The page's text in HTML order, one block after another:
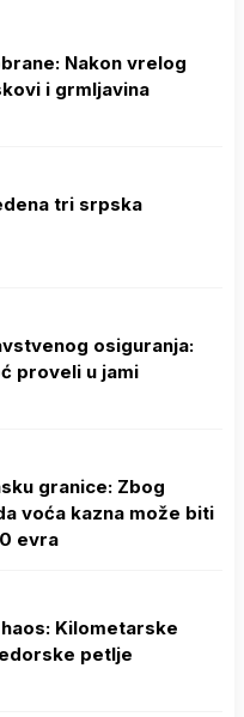
Nakon vrelog
i grmljavina
tri srpska
osiguranja:
proveli u jami
granice: Zbog
voća kazna može biti
evra
Kilometarske
petlje